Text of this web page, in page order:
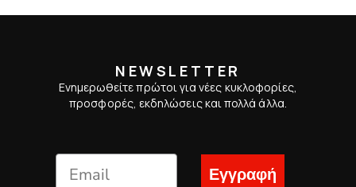
NEWSLETTER
Ενημερωθείτε πρώτοι για νέες κυκλοφορίες,
προσφορές, εκδηλώσεις και πολλά άλλα.
Εγγραφή